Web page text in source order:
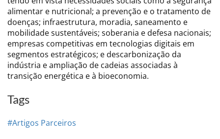
alimentar e nutricional; a prevenção e o tratamento de
doenças; infraestrutura, moradia, saneamento e
mobilidade sustentáveis; soberania e defesa nacionais;
empresas competitivas em tecnologias digitais em
segmentos estratégicos; e descarbonização da
indústria e ampliação de cadeias associadas à
transição energética e à bioeconomia.
Tags
#Artigos Parceiros